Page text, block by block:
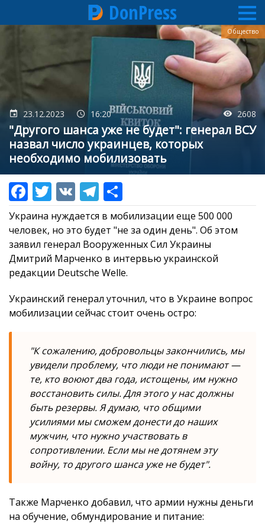
Перейти
содержанию
DonPress
23.12.2023 16:20 2608
"Другого шанса уже не будет": генерал ВСУ
назвал число украинцев, которых
необходимо мобилизовать
Общество
Украина нуждается в мобилизации еще 500 000
человек, но это будет "не за один день". Об этом
заявил генерал Вооруженных Сил Украины
Дмитрий Марченко в интервью украинской
редакции Deutsche Welle.
Украинский генерал уточнил, что в Украине вопрос
мобилизации сейчас стоит очень остро:
"К сожалению, добровольцы закончились, мы
увидели проблему, что люди не понимают —
те, кто воюют два года, истощены, им нужно
восстановить силы. Для этого у нас должны
быть резервы. Я думаю, что общими
усилиями мы сможем донести до наших
мужчин, что нужно участвовать в
сопротивлении. Если мы не дотянем эту
войну, то другого шанса уже не будет".
Также Марченко добавил, что армии нужны деньги
на обучение, обмундирование и питание: